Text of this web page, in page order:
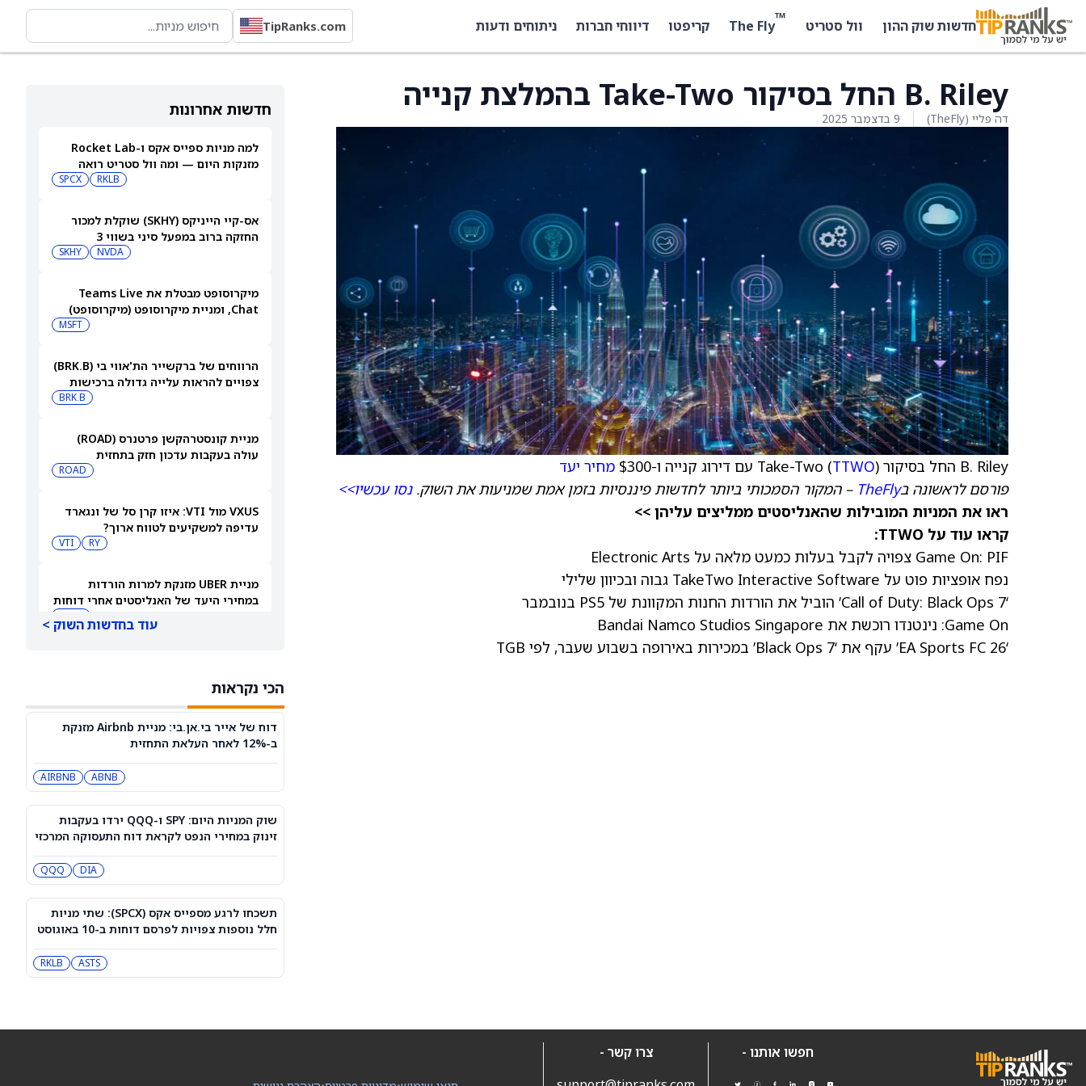
חדשות שוק ההון וול סטריט ™
The Fly קריפטו דיווחי חברות ניתוחים ודעות TipRanks.com
חדשות אחרונות
למה מניות ספייס אקס ו-Rocket Lab
מזנקות היום — ומה וול סטריט רואה
RKLB
SPCX
אס-קיי הייניקס (SKHY) שוקלת למכור
החזקה ברוב במפעל סיני בשווי 3
NVDA
SKHY
מיקרוסופט מבטלת את Teams Live
Chat, ומניית מיקרוסופט (מיקרוסופט)
MSFT
הרווחים של ברקשייר הת'אווי בי (BRK.B)
צפויים להראות עלייה גדולה ברכישות
BRK.B
מניית קונסטרהקשן פרטנרס (ROAD)
עולה בעקבות עדכון חזק בתחזית
ROAD
VXUS מול VTI: איזו קרן סל של ונגארד
עדיפה למשקיעים לטווח ארוך?
RY
VTI
מניית UBER מזנקת למרות הורדות
במחירי היעד של האנליסטים אחרי דוחות
מניית טסלה (טסלה) עולה כשעמדות
Supercharger יגיעו לתחנות EVgo
EVGO
TSLA
דאו ג'ונס היום: ה-DJIA מטפס קלות אחרי
שדוח התעסוקה הפחית את הסיכוי
להעלאת ריבית
DIA
QQQ
האם מניית ספייס אקס יכולה להגיע
הזה מצפה
למה מניית Healthy Choice Wellness
HCWC
עוד בחדשות השוק >
הכי נקראות
דוח של אייר בי.אן.בי: מניית Airbnb מזנקת
ב-12% לאחר העלאת התחזית
ABNB
AIRBNB
שוק המניות היום: SPY ו-QQQ ירדו בעקבות
זינוק במחירי הנפט לקראת דוח התעסוקה המרכזי
DIA
QQQ
תשכחו לרגע מספייס אקס (SPCX): שתי מניות
חלל נוספות צפויות לפרסם דוחות ב-10 באוגוסט
ASTS
RKLB
B. Riley החל בסיקור Take-Two בהמלצת קנייה
דה פליי (TheFly) 9 בדצמבר 2025
B. Riley החל בסיקור Take-Two ( TTWO) עם דירוג קנייה ו-$300
מחיר יעד
פורסם לראשונה בTheFly – המקור הסמכותי ביותר לחדשות פיננסיות בזמן אמת שמניעות את השוק.נסו עכשיו>>
ראו את המניות המובילות שהאנליסטים ממליצים עליהן >>
קראו עוד על TTWO:
Game On: PIF צפויה לקבל בעלות כמעט מלאה על Electronic Arts
נפח אופציות פוט על TakeTwo Interactive Software גבוה ובכיוון שלילי
‘Call of Duty: Black Ops 7’ הוביל את הורדות החנות המקוונת של PS5 בנובמבר
Game On: נינטנדו רוכשת את Bandai Namco Studios Singapore
‘EA Sports FC 26’ עקף את ‘Black Ops 7’ במכירות באירופה בשבוע שעבר, לפי TGB
חפשו אותנו -
צרו קשר -